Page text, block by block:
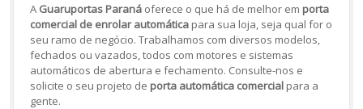
A Guaruportas Paranáoferece o que há de melhor em porta
comercial de enrolar automáticapara sua loja, seja qual for o
seu ramo de negócio. Trabalhamos com diversos modelos,
fechados ou vazados, todos com motores e sistemas
automáticos de abertura e fechamento. Consulte-nos e
solicite o seu projeto de porta automática comercialpara a
gente.